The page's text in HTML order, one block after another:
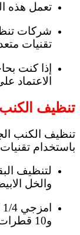
تعمل هذه
شركات
تقنيات
إذا كنت
الاعتماد
تنظيف
تنظيف الكنب
باستخدام
لتنظيف
والخل
و10 قطرات من زيت الليمون (اختياري للرائحة).